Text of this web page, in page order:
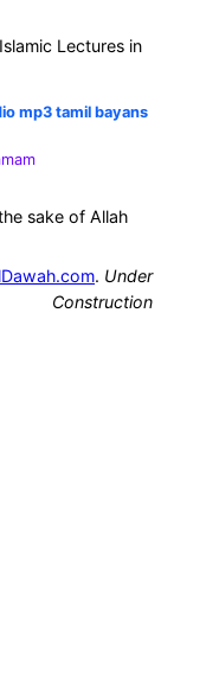
Lectures in
mp3 tamil bayans
sake of Allah
. Under
Construction